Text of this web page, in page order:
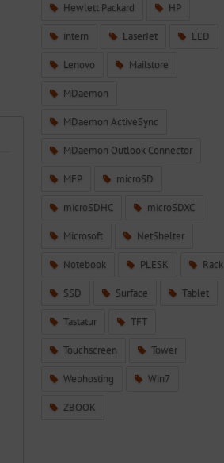
Hewlett Packard HP
intern LaserJet LED
Lenovo Mailstore
MDaemon
MDaemon ActiveSync
MDaemon Outlook Connector
MFP microSD
microSDHC microSDXC
Microsoft NetShelter
Notebook PLESK Rack
SSD Surface Tablet
Tastatur TFT
Touchscreen Tower
Webhosting Win7
ZBOOK